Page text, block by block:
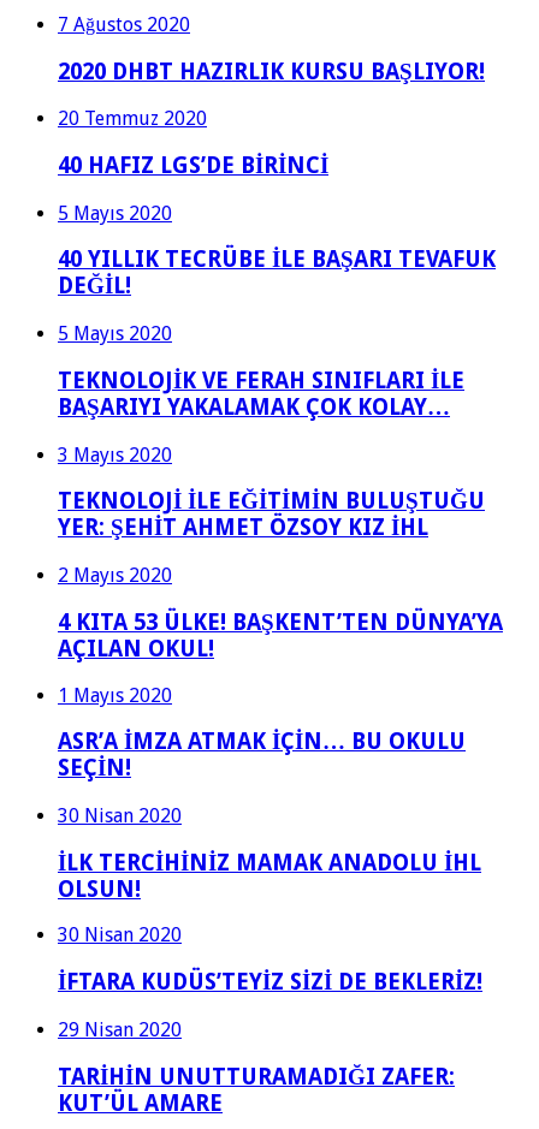
7 Ağustos 2020
2020 DHBT HAZIRLIK KURSU BAŞLIYOR!
20 Temmuz 2020
40 HAFIZ LGS’DE BİRİNCİ
5 Mayıs 2020
40 YILLIK TECRÜBE İLE BAŞARI TEVAFUK
DEĞİL!
5 Mayıs 2020
TEKNOLOJİK VE FERAH SINIFLARI İLE
BAŞARIYI YAKALAMAK ÇOK KOLAY…
3 Mayıs 2020
TEKNOLOJİ İLE EĞİTİMİN BULUŞTUĞU
YER: ŞEHİT AHMET ÖZSOY KIZ İHL
2 Mayıs 2020
4 KITA 53 ÜLKE! BAŞKENT’TEN DÜNYA’YA
AÇILAN OKUL!
1 Mayıs 2020
ASR’A İMZA ATMAK İÇİN… BU OKULU
SEÇİN!
30 Nisan 2020
İLK TERCİHİNİZ MAMAK ANADOLU İHL
OLSUN!
30 Nisan 2020
İFTARA KUDÜS’TEYİZ SİZİ DE BEKLERİZ!
29 Nisan 2020
TARİHİN UNUTTURAMADIĞI ZAFER:
KUT’ÜL AMARE